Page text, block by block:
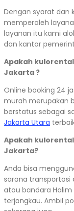
Dengan syarat dan
memperoleh
layanan itu kami
dan kantor
Apakah
Jakarta ?
Online booking 24
murah merupakan
berstatus sebagai
Jakarta Utara
Apakah
Jakarta?
Anda bisa
sarana transportasi
atau bandara
terjangkau. Ambil